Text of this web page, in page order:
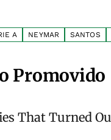
A NEYMAR SANTOS